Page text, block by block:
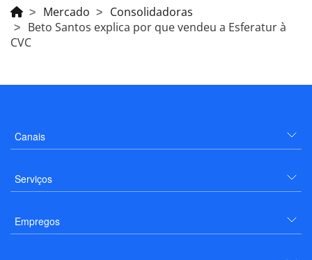
Mercado
Consolidadoras
Beto Santos explica por que vendeu a Esferatur à
CVC
Canais
Serviços
Empregos